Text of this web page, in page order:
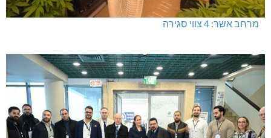
מרחב אשר: 4 צווי סגירה